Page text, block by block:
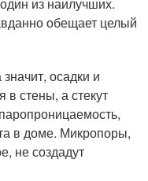
из наилучших.
обещает целый
осадки и
в стены, а стекут
в доме. Микропоры,
не создадут